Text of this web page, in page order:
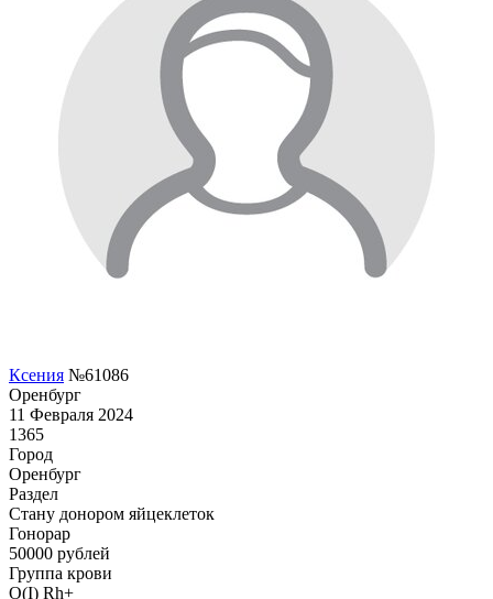
Ксения №61086
Оренбург
11 Февраля 2024
1365
Город
Оренбург
Раздел
Стану донором яйцеклеток
Гонoрар
50000 рублей
Группа крови
O(I) Rh+